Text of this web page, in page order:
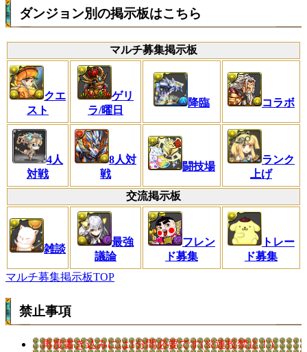
ダンジョン別の掲示板はこちら
マルチ募集掲示板
クエ
スト
ゲリ
ラ/曜日
降臨 コラボ
4人
対戦
8人対
戦
闘技場
ランク
上げ
交流掲示板
雑談
最強
議論
フレン
ド募集
トレー
ド募集
マルチ募集掲示板TOP
禁止事項
再度書き込みには1分間必要です(※連投禁止！)